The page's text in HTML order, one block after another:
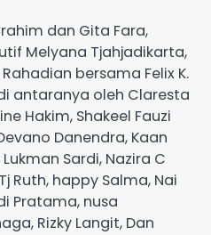
dan Gita Fara,
Melyana Tjahjadikarta,
bersama Felix K.
antaranya oleh Claresta
Hakim, Shakeel Fauzi
Danendra, Kaan
Sardi, Nazira C
Ruth, happy Salma, Nai
Pratama, nusa
Rizky Langit, Dan